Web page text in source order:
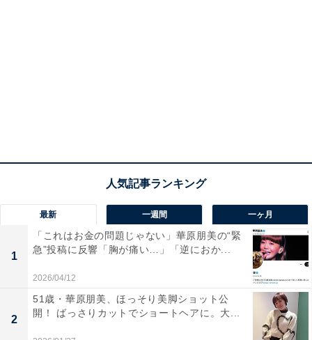
最新 一週間 一ヶ月
1
「これはお金の問題じゃない」華原朋美の“緊
急”投稿に反響「胸が痛い…」「逆におか...
2026/04/12
2
51歳・華原朋美、ほっそり美脚ショット公
開！ ばっさりカットでショートヘアに。大...